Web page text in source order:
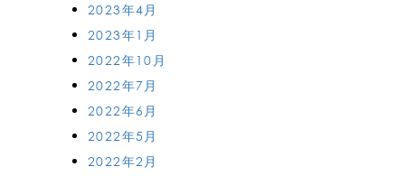
2023年4月
2023年1月
2022年10月
2022年7月
2022年6月
2022年5月
2022年2月